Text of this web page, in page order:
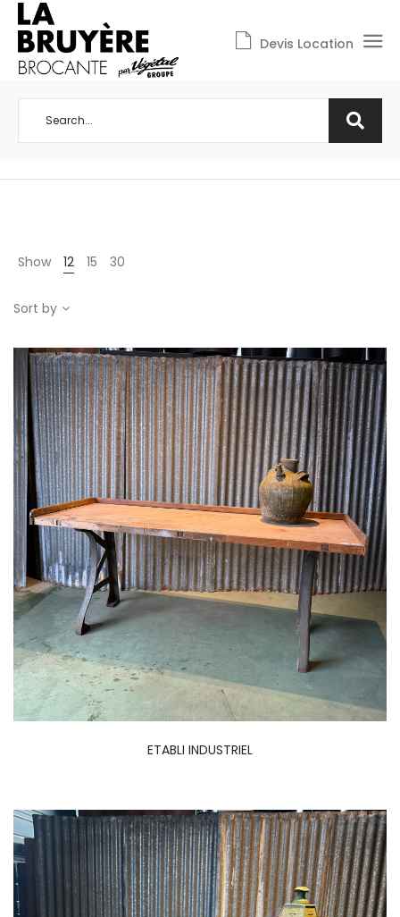
Devis Location
Show 12 15 30
Sort by
ETABLI INDUSTRIEL